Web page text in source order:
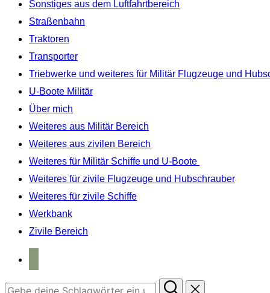
Sonstiges aus dem Luftfahrtbereich
Straßenbahn
Traktoren
Transporter
Triebwerke und weiteres für Militär Flugzeuge und
U-Boote Militär
Über mich
Weiteres aus Militär Bereich
Weiteres aus zivilen Bereich
Weiteres für Militär Schiffe und U-Boote
Weiteres für zivile Flugzeuge und Hubschrauber
Weiteres für zivile Schiffe
Werkbank
Zivile Bereich
Suchen